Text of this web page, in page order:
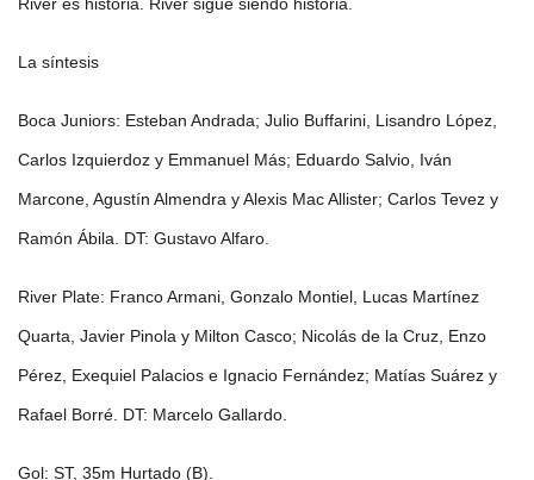
River es historia. River sigue siendo historia.
La síntesis
Boca Juniors: Esteban Andrada; Julio Buffarini, Lisandro López,
Carlos Izquierdoz y Emmanuel Más; Eduardo Salvio, Iván
Marcone, Agustín Almendra y Alexis Mac Allister; Carlos Tevez y
Ramón Ábila. DT: Gustavo Alfaro.
River Plate: Franco Armani, Gonzalo Montiel, Lucas Martínez
Quarta, Javier Pinola y Milton Casco; Nicolás de la Cruz, Enzo
Pérez, Exequiel Palacios e Ignacio Fernández; Matías Suárez y
Rafael Borré. DT: Marcelo Gallardo.
Gol: ST, 35m Hurtado (B).